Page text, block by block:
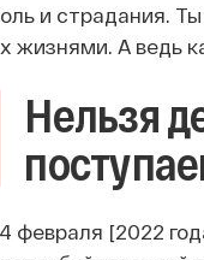
и страдания.
жизнями. А ведь
Нельзя
февраля [2022